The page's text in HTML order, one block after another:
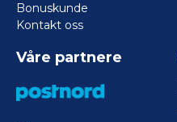
Bonuskunde
Kontakt oss
Våre partnere